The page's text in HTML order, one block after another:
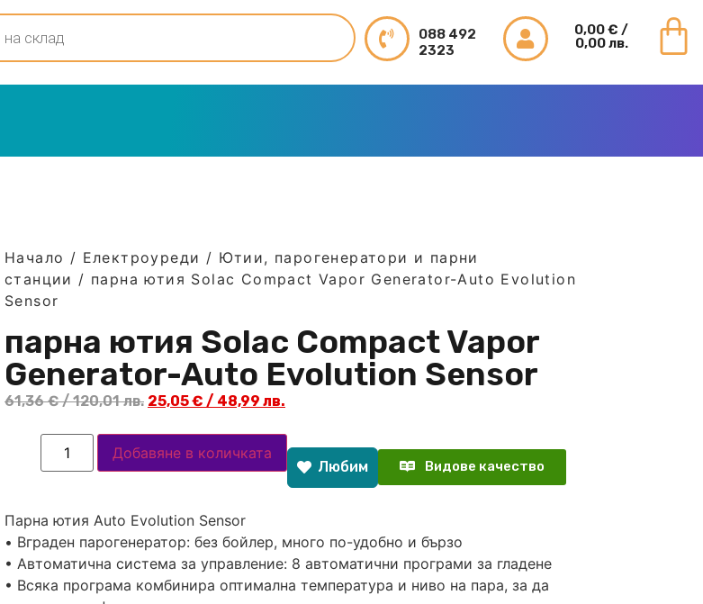
088 492
2323
0,00€ /
0,00 лв.
Начало / Електроуреди / Ютии, парогенератори и парни
станции / парна ютия Solac Compact Vapor Generator-Auto Evolution
Sensor
парна ютия Solac Compact Vapor
Generator-Auto Evolution Sensor
61,36€/ 120,01 лв. 25,05€ / 48,99 лв.
Добавяне в количката
Любим Видове качество
Парна ютия Auto Evolution Sensor
•⁠ ⁠Вграден парогенератор: без бойлер, много по-удобно и бързо
•⁠ ⁠Автоматична система за управление: 8 автоматични програми за гладене
•⁠ ⁠Всяка програма комбинира оптимална температура и ниво на пара, за да